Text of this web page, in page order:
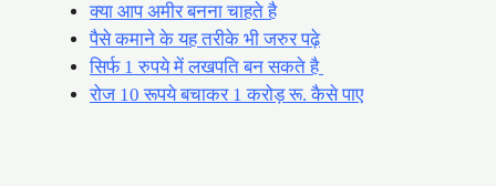
क्या आप अमीर बनना चाहते है
पैसे कमाने के यह तरीके भी जरुर पढ़े
सिर्फ 1 रुपये में लखपति बन सकते है
रोज 10 रूपये बचाकर 1 करोड़ रू. कैसे पाए